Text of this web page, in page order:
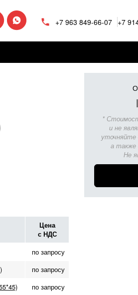
+7 963 849-66-07 +7
Цена
с НДС
по запросу
по запросу
по запросу
*
и не
а также
Не